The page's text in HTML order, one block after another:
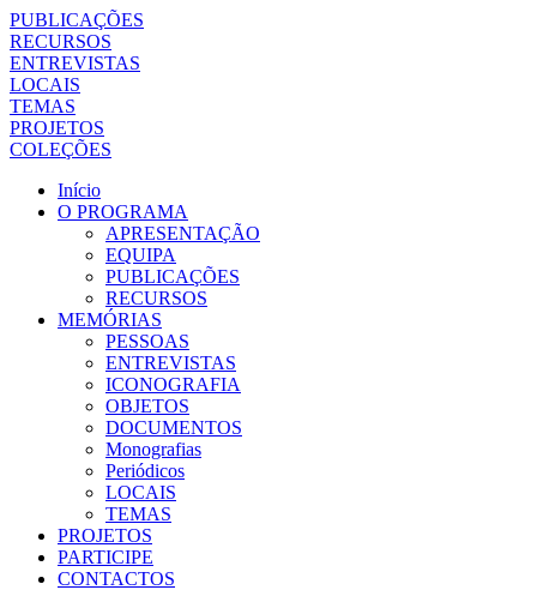
PUBLICAÇÕES
RECURSOS
ENTREVISTAS
LOCAIS
TEMAS
PROJETOS
COLEÇÕES
Início
O PROGRAMA
APRESENTAÇÃO
EQUIPA
PUBLICAÇÕES
RECURSOS
MEMÓRIAS
PESSOAS
ENTREVISTAS
ICONOGRAFIA
OBJETOS
DOCUMENTOS
Monografias
Periódicos
LOCAIS
TEMAS
PROJETOS
PARTICIPE
CONTACTOS